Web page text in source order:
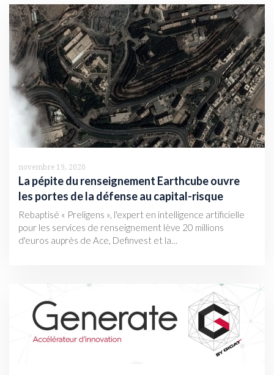
novembre 19, 2020
La pépite du renseignement Earthcube ouvre
les portes de la défense au capital-risque
Rebaptisé « Preligens », l'expert en intelligence artificielle
pour les services de renseignement lève 20 millions
d'euros auprès de Ace, Definvest et la…